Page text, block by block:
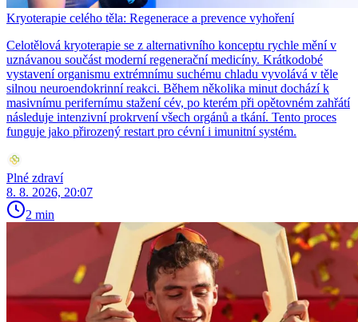
Kryoterapie celého těla: Regenerace a prevence vyhoření
Celotělová kryoterapie se z alternativního konceptu rychle mění v
uznávanou součást moderní regenerační medicíny. Krátkodobé
vystavení organismu extrémnímu suchému chladu vyvolává v těle
silnou neuroendokrinní reakci. Během několika minut dochází k
masivnímu perifernímu stažení cév, po kterém při opětovném zahřátí
následuje intenzivní prokrvení všech orgánů a tkání. Tento proces
funguje jako přirozený restart pro cévní i imunitní systém.
Plné zdraví
8. 8. 2026, 20:07
2 min